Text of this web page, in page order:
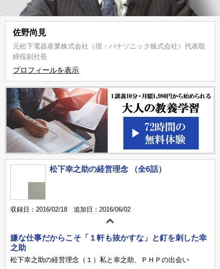
佐野尚見
元松下電器産業株式会社（現・パナソニック株式会社）代表取
締役副社長
プロフィールを表示
松下幸之助の経営理念 （全6話）
収録日：2016/02/18 追加日：2016/06/02
嫌な仕事だからこそ「１軒も抜かすな」と釘を刺した幸
之助
松下幸之助の経営理念（１）私と幸之助、ＰＨＰの出会い